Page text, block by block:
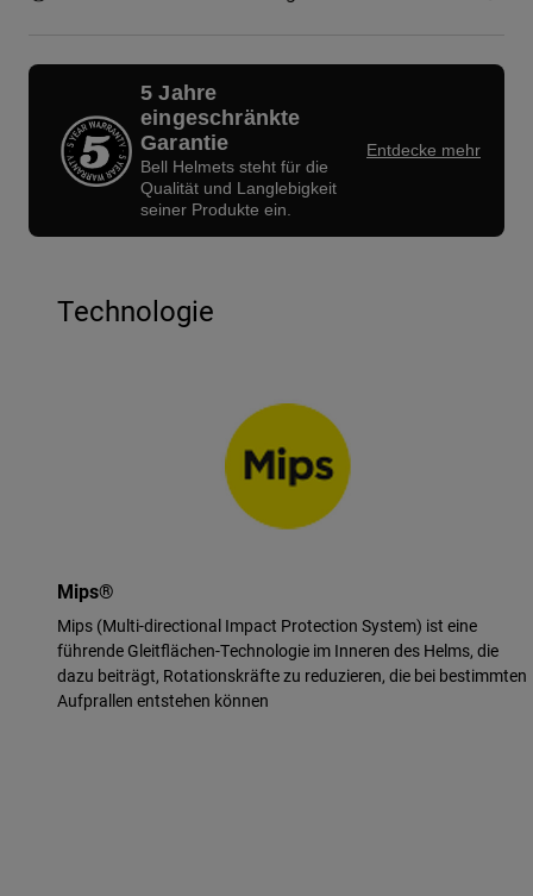
5 Jahre
eingeschränkte
Garantie
Bell Helmets steht für die
Qualität und Langlebigkeit
seiner Produkte ein.
Entdecke mehr
Technologie
Mips®
Mips (Multi-directional Impact Protection System) ist eine
führende Gleitflächen-Technologie im Inneren des Helms, die
dazu beiträgt, Rotationskräfte zu reduzieren, die bei bestimmten
Aufprallen entstehen können